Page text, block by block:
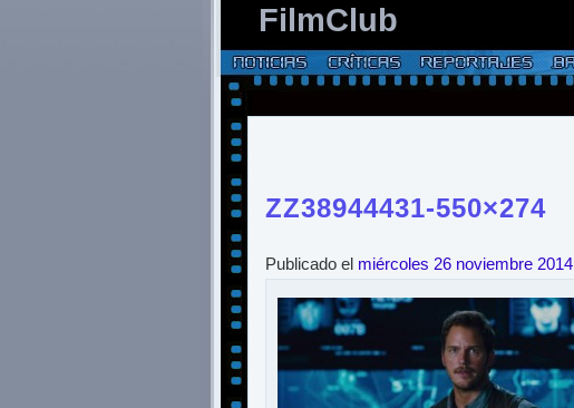
FilmClub
ZZ38944431-550×274
Publicado el miércoles 26 noviembre 2014